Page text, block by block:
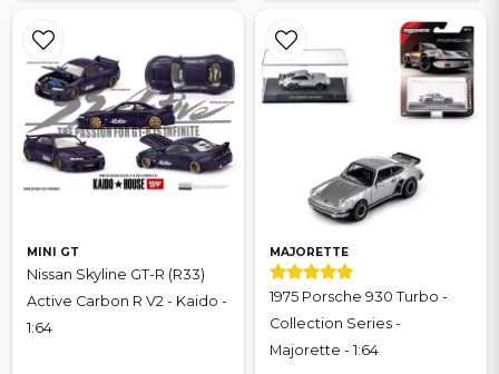
MINI GT
Nissan Skyline GT-R (R33)
Active Carbon R V2 - Kaido -
1:64
MAJORETTE
1975 Porsche 930 Turbo -
Collection Series -
Majorette - 1:64